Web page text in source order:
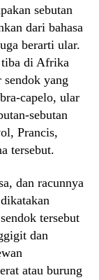
sebutan
dari bahasa
berarti ular.
tiba di Afrika
sendok yang
capelo, ular
sebutan
Prancis,
tersebut.
dan racunnya
tersebut
dan
atau burung